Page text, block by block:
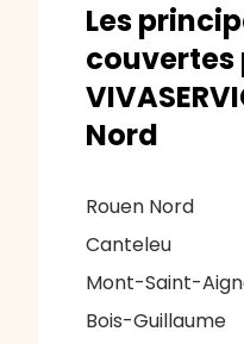
Les
couvertes
Nord
Rouen Nord
Canteleu
Mont-Saint-
Bois-Guillaume